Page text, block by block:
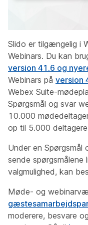
Slido er tilgængelig i
Webinars. Du kan
version 41.6 og
Webinars på version
Webex Suite-
Spørgsmål og svar
10.000
op til 5.000
Under en Spørgsmål
sende
valgmulighed, kan
Møde- og
moderere, besvare